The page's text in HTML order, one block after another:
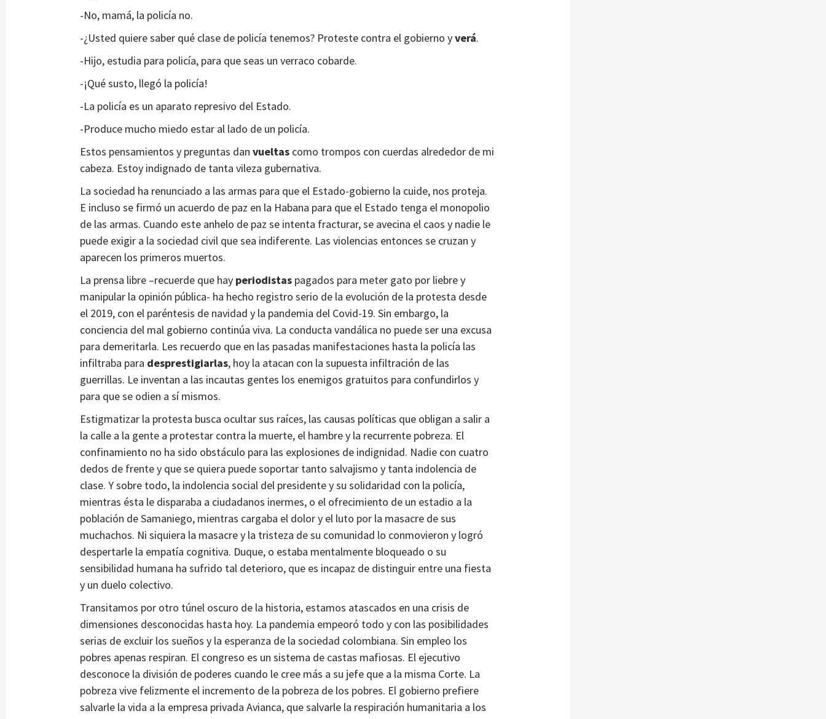
-No, mamá, la policía no.
-¿Usted quiere saber qué clase de policía tenemos? Proteste contra el gobierno yverá.
-Hijo, estudia para policía, para que seas un verraco cobarde.
-¡Qué susto, llegó la policía!
-La policía es un aparato represivo del Estado.
-Produce mucho miedo estar al lado de un policía.
Estos pensamientos y preguntas danvueltas como trompos con cuerdas alrededor de mi
cabeza. Estoy indignado de tanta vileza gubernativa.
La sociedad ha renunciado a las armas para que el Estado-gobierno la cuide, nos proteja.
E incluso se firmó un acuerdo de paz en la Habana para que el Estado tenga el monopolio
de las armas. Cuando este anhelo de paz se intenta fracturar, se avecina el caos y nadie le
puede exigir a la sociedad civil que sea indiferente. Las violencias entonces se cruzan y
aparecen los primeros muertos.
La prensa libre –recuerde que hay periodistas pagados para meter gato por liebre y
manipular la opinión pública- ha hecho registro serio de la evolución de la protesta desde
el 2019, con el paréntesis de navidad y la pandemia del Covid-19. Sin embargo, la
conciencia del mal gobierno continúa viva. La conducta vandálica no puede ser una excusa
para demeritarla. Les recuerdo que en las pasadas manifestaciones hasta la policía las
infiltraba para desprestigiarlas, hoy la atacan con la supuesta infiltración de las
guerrillas. Le inventan a las incautas gentes los enemigos gratuitos para confundirlos y
para que se odien a sí mismos.
Estigmatizar la protesta busca ocultar sus raíces, las causas políticas que obligan a salir a
la calle a la gente a protestar contra la muerte, el hambre y la recurrente pobreza. El
confinamiento no ha sido obstáculo para las explosiones de indignidad. Nadie con cuatro
dedos de frente y que se quiera puede soportar tanto salvajismo y tanta indolencia de
clase. Y sobre todo, la indolencia social del presidente y su solidaridad con la policía,
mientras ésta le disparaba a ciudadanos inermes, o el ofrecimiento de un estadio a la
población de Samaniego, mientras cargaba el dolor y el luto por la masacre de sus
muchachos. Ni siquiera la masacre y la tristeza de su comunidad lo conmovieron y logró
despertarle la empatía cognitiva. Duque, o estaba mentalmente bloqueado o su
sensibilidad humana ha sufrido tal deterioro, que es incapaz de distinguir entre una fiesta
y un duelo colectivo.
Transitamos por otro túnel oscuro de la historia, estamos atascados en una crisis de
dimensiones desconocidas hasta hoy. La pandemia empeoró todo y con las posibilidades
serias de excluir los sueños y la esperanza de la sociedad colombiana. Sin empleo los
pobres apenas respiran. El congreso es un sistema de castas mafiosas. El ejecutivo
desconoce la división de poderes cuando le cree más a su jefe que a la misma Corte. La
pobreza vive felizmente el incremento de la pobreza de los pobres. El gobierno prefiere
salvarle la vida a la empresa privada Avianca, que salvarle la respiración humanitaria a los